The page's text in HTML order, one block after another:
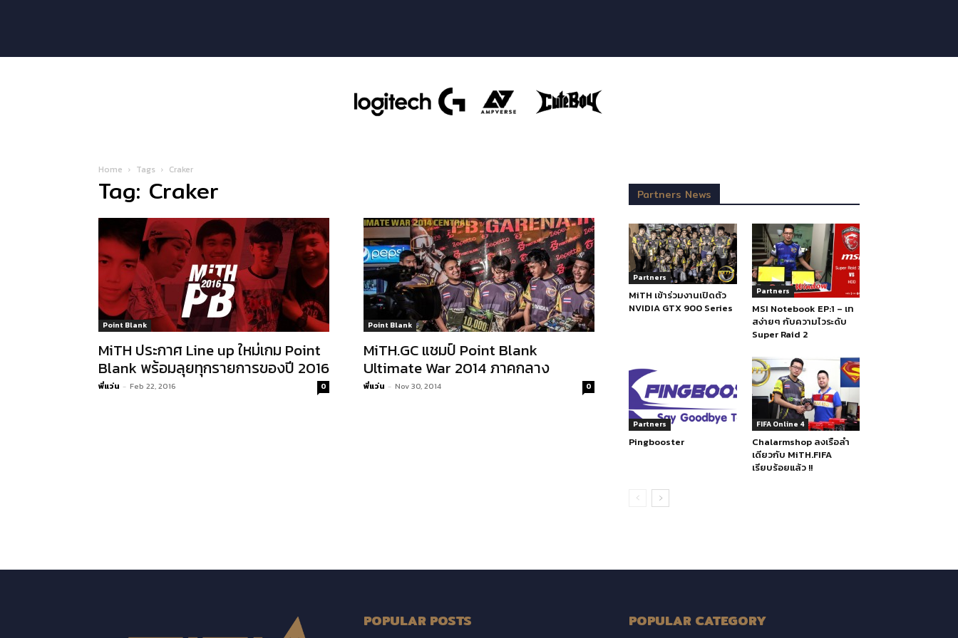
Home Tags Craker
Tag: Craker
Point Blank
MiTH ประกาศ Line up ใหม่เกม Point
Blank พร้อมลุยทุกรายการของปี 2016
พี่แว่น - Feb 22, 2016 0
Point Blank
MiTH.GC แชมป์ Point Blank
Ultimate War 2014 ภาคกลาง
พี่แว่น - Nov 30, 2014 0
Partners News
Partners
MiTH เข้าร่วมงานเปิดตัว
NVIDIA GTX 900 Series
Partners
MSI Notebook EP:1 – เท
สง่ายๆ กับความไวระดับ
Super Raid 2
Partners
Pingbooster
FIFA Online 4
Chalarmshop ลงเรือลำ
เดียวกับ MiTH.FIFA
เรียบร้อยแล้ว !!
POPULAR POSTS POPULAR CATEGORY